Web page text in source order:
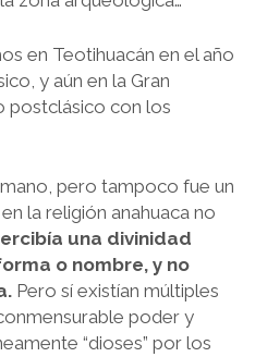
en Teotihuacán en el año
y aún en la Gran
postclásico con los
pero tampoco fue un
la religión anahuaca no
una divinidad
o nombre, y no
Pero sí existían múltiples
poder y
“dioses” por los